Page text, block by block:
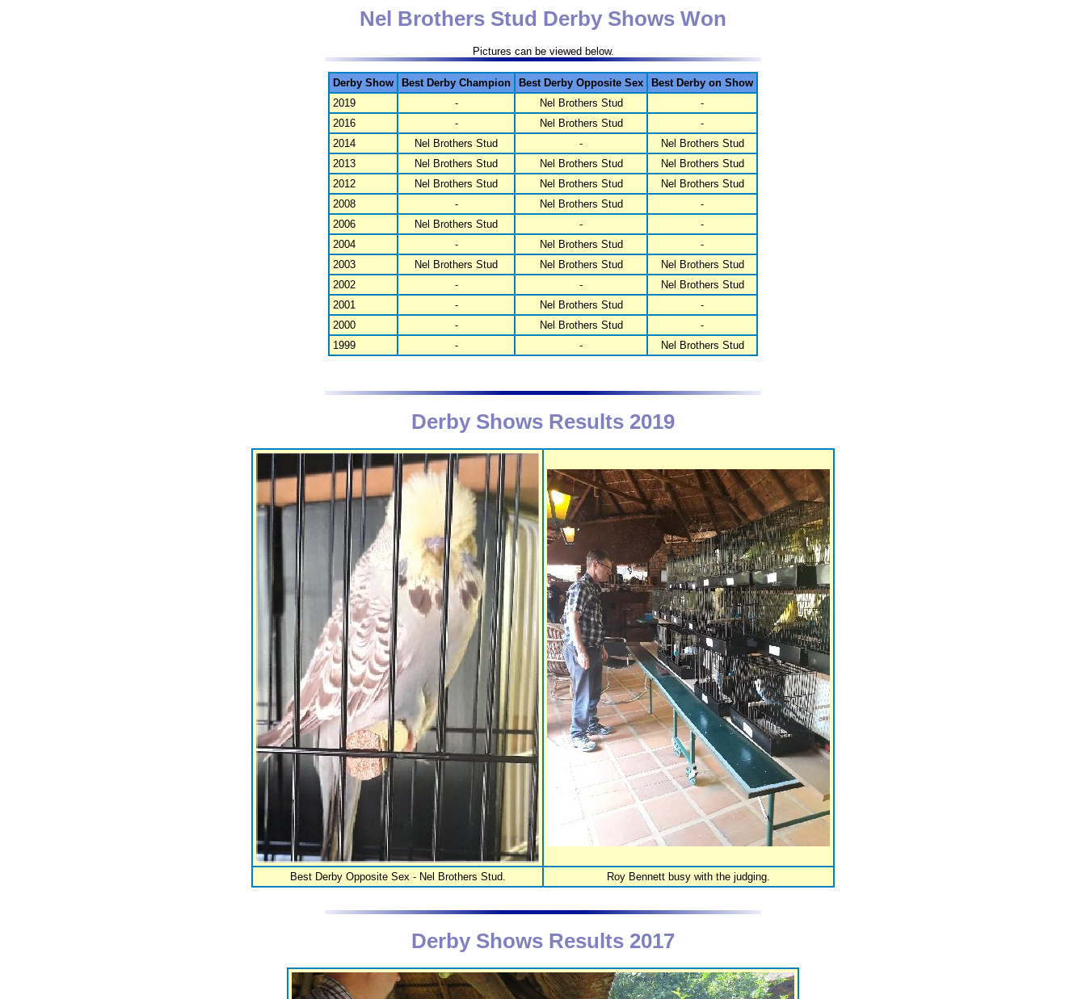
Nel Brothers Stud Derby Shows Won
Pictures can be viewed below.
Derby Show Best Derby Champion Best Derby Opposite Sex
Best Derby on Show
2019
- Nel Brothers Stud
-
2016
- Nel Brothers Stud
-
2014
Nel Brothers Stud -
Nel Brothers Stud
2013
Nel Brothers Stud Nel Brothers Stud
Nel Brothers Stud
2012
Nel Brothers Stud Nel Brothers Stud
Nel Brothers Stud
2008
- Nel Brothers Stud
-
2006
Nel Brothers Stud -
-
2004
- Nel Brothers Stud
-
2003
Nel Brothers Stud Nel Brothers Stud
Nel Brothers Stud
2002
- -
Nel Brothers Stud
2001
- Nel Brothers Stud
-
2000
- Nel Brothers Stud
-
1999
- - Nel Brothers Stud
Derby Shows Results 2019
Best Derby Opposite Sex - Nel Brothers Stud. Roy Bennett busy with the judging.
Derby Shows Results 2017